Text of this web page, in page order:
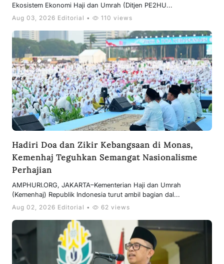
Ekosistem Ekonomi Haji dan Umrah (Ditjen PE2HU...
Aug 03, 2026 Editorial • 110 views
Hadiri Doa dan Zikir Kebangsaan di Monas,
Kemenhaj Teguhkan Semangat Nasionalisme
Perhajian
AMPHURI.ORG, JAKARTA–Kementerian Haji dan Umrah
(Kemenhaj) Republik Indonesia turut ambil bagian dal...
Aug 02, 2026 Editorial • 62 views